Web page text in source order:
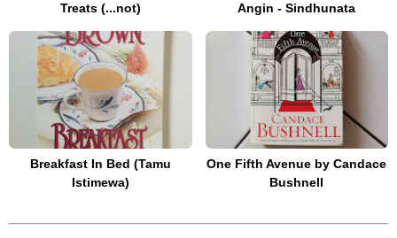
Treats (...not)
Angin - Sindhunata
Breakfast In Bed (Tamu
Istimewa)
One Fifth Avenue by Candace
Bushnell